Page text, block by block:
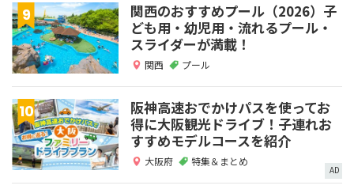
関西のおすすめプール（2026）子
ども用・幼児用・流れるプール・
スライダーが満載！
関西 プール
阪神高速おでかけパスを使ってお
得に大阪観光ドライブ！子連れお
すすめモデルコースを紹介
大阪府 特集＆まとめ
AD